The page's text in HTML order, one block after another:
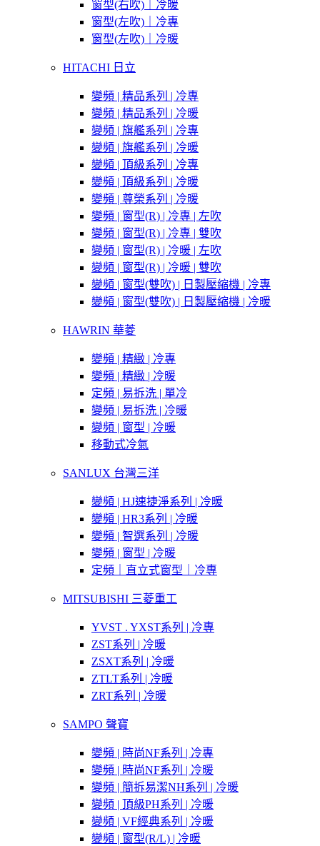
窗型(右吹)｜冷暖
窗型(左吹)｜冷專
窗型(左吹)｜冷暖
HITACHI 日立
變頻 | 精品系列 | 冷專
變頻 | 精品系列 | 冷暖
變頻 | 旗艦系列 | 冷專
變頻 | 旗艦系列 | 冷暖
變頻 | 頂級系列 | 冷專
變頻 | 頂級系列 | 冷暖
變頻 | 尊榮系列 | 冷暖
變頻 | 窗型(R) | 冷專 | 左吹
變頻 | 窗型(R) | 冷專 | 雙吹
變頻 | 窗型(R) | 冷暖 | 左吹
變頻 | 窗型(R) | 冷暖 | 雙吹
變頻 | 窗型(雙吹) | 日製壓縮機 | 冷專
變頻 | 窗型(雙吹) | 日製壓縮機 | 冷暖
HAWRIN 華菱
變頻 | 精緻 | 冷專
變頻 | 精緻 | 冷暖
定頻 | 易拆洗 | 單冷
變頻 | 易拆洗 | 冷暖
變頻 | 窗型 | 冷暖
移動式冷氣
SANLUX 台灣三洋
變頻 | HJ速捷淨系列 | 冷暖
變頻 | HR3系列 | 冷暖
變頻 | 智選系列 | 冷暖
變頻 | 窗型 | 冷暖
定頻｜直立式窗型｜冷專
MITSUBISHI 三菱重工
YVST . YXST系列 | 冷專
ZST系列 | 冷暖
ZSXT系列 | 冷暖
ZTLT系列 | 冷暖
ZRT系列 | 冷暖
SAMPO 聲寶
變頻 | 時尚NF系列 | 冷專
變頻 | 時尚NF系列 | 冷暖
變頻 | 簡拆易潔NH系列 | 冷暖
變頻 | 頂級PH系列 | 冷暖
變頻 | VF經典系列 | 冷暖
變頻 | 窗型(R/L) | 冷暖